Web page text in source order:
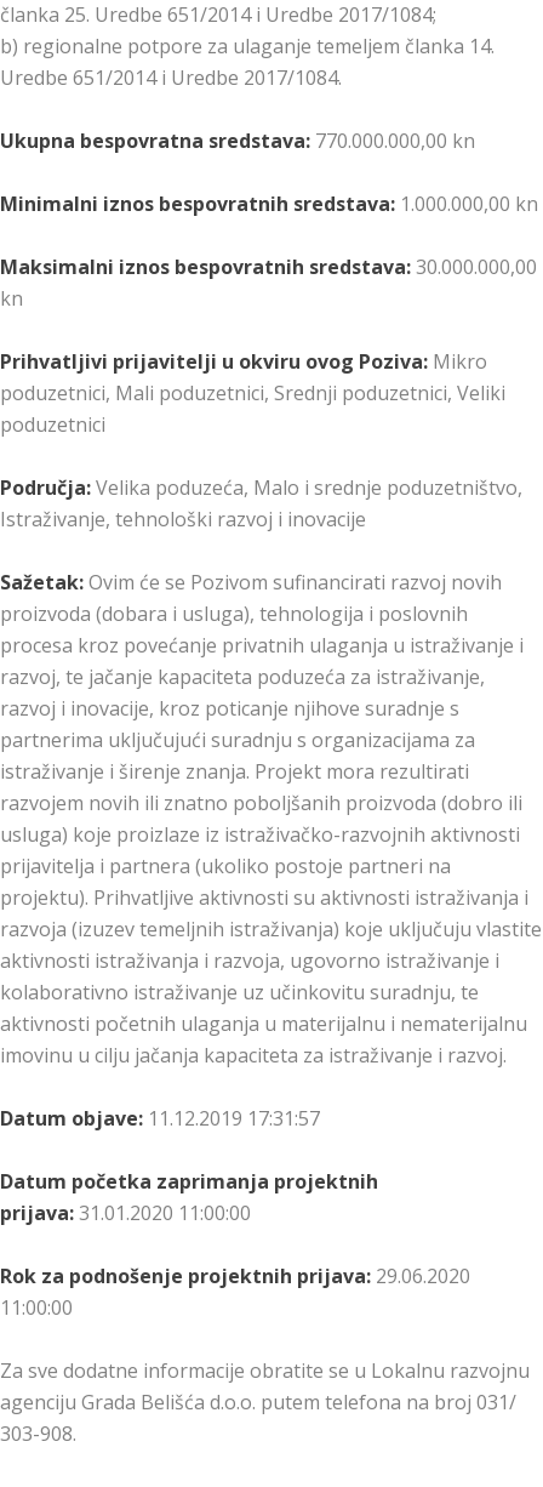
članka 25. Uredbe 651/2014 i Uredbe 2017/1084;
b) regionalne potpore za ulaganje temeljem članka 14.
Uredbe 651/2014 i Uredbe 2017/1084.
Ukupna bespovratna sredstava: 770.000.000,00 kn
Minimalni iznos bespovratnih sredstava: 1.000.000,00 kn
Maksimalni iznos bespovratnih sredstava:30.000.000,00
kn
Prihvatljivi prijavitelji u okviru ovog Poziva: Mikro
poduzetnici, Mali poduzetnici, Srednji poduzetnici, Veliki
poduzetnici
Područja:Velika poduzeća, Malo i srednje poduzetništvo,
Istraživanje, tehnološki razvoj i inovacije
Sažetak:Ovim će se Pozivom sufinancirati razvoj novih
proizvoda (dobara i usluga), tehnologija i poslovnih
procesa kroz povećanje privatnih ulaganja u istraživanje i
razvoj, te jačanje kapaciteta poduzeća za istraživanje,
razvoj i inovacije, kroz poticanje njihove suradnje s
partnerima uključujući suradnju s organizacijama za
istraživanje i širenje znanja. Projekt mora rezultirati
razvojem novih ili znatno poboljšanih proizvoda (dobro ili
usluga) koje proizlaze iz istraživačko-razvojnih aktivnosti
prijavitelja i partnera (ukoliko postoje partneri na
projektu). Prihvatljive aktivnosti su aktivnosti istraživanja i
razvoja (izuzev temeljnih istraživanja) koje uključuju vlastite
aktivnosti istraživanja i razvoja, ugovorno istraživanje i
kolaborativno istraživanje uz učinkovitu suradnju, te
aktivnosti početnih ulaganja u materijalnu i nematerijalnu
imovinu u cilju jačanja kapaciteta za istraživanje i razvoj.
Datum objave: 11.12.2019 17:31:57
Datum početka zaprimanja projektnih
prijava:31.01.2020 11:00:00
Rok za podnošenje projektnih prijava: 29.06.2020
11:00:00
Za sve dodatne informacije obratite se u Lokalnu razvojnu
agenciju Grada Belišća d.o.o. putem telefona na broj 031/
303-908.